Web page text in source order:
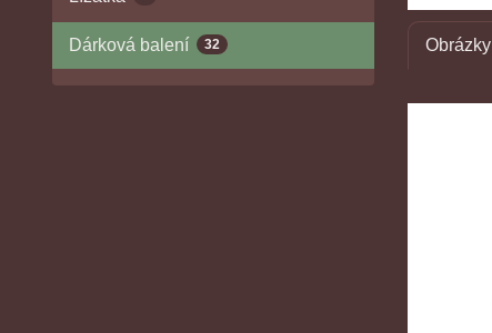
Dárková balení 32 Obrázky